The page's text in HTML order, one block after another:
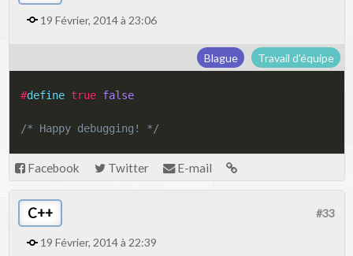
19 Février, 2014 à 23:06
Blague Travail d'équipe
#define true false
/* Happy debugging! */
Facebook Twitter E-mail
C++
19 Février, 2014 à 22:39
#33